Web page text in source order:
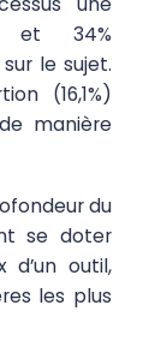
et 34%
le sujet.
(16,1%)
manière
du
se doter
d’un outil,
les plus